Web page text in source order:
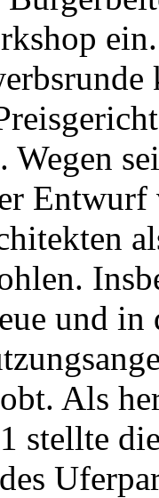
Wegen
und in
Als
stellte